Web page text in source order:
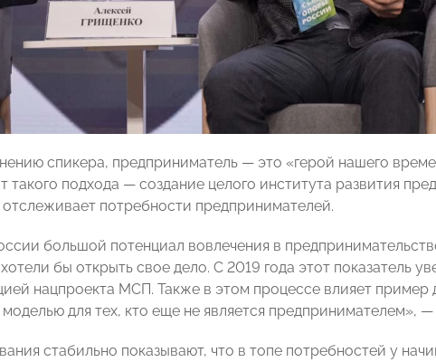
спикера, предприниматель — это «герой нашего
такого подхода — создание целого института развития
потребности предпринимателей.
большой потенциал вовлечения в
бы открыть свое дело. С 2019 года этот показатель
нацпроекта МСП. Также в этом процессе влияет
для тех, кто еще не является предпринимателем», —
стабильно показывают, что в топе потребностей у